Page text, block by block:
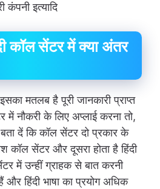
कंपनी इत्यादि
कॉल सेंटर में क्या अंतर
मतलब है पूरी जानकारी प्राप्त
नौकरी के लिए अप्लाई करना तो,
दें कि कॉल सेंटर दो प्रकार के
कॉल सेंटर और दूसरा होता है हिंदी
में उन्हीं ग्राहक से बात करनी
और हिंदी भाषा का प्रयोग अधिक